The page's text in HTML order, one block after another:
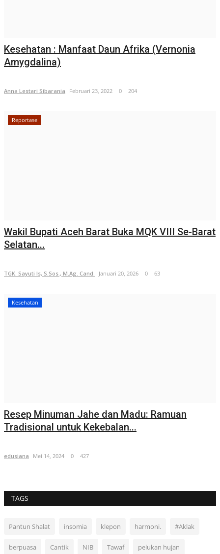
Kesehatan : Manfaat Daun Afrika (Vernonia
Amygdalina)
Anna Lestari Sibarania Februari 23, 2022 0 204
Reportase
Wakil Bupati Aceh Barat Buka MQK VIII Se-Barat
Selatan...
TGK. Sayuti Is, S.Sos., M.Ag. Cand. Januari 20, 2026 0 63
Kesehatan
Resep Minuman Jahe dan Madu: Ramuan
Tradisional untuk Kekebalan...
edusiana Mei 14, 2024 0 427
TAGS
Pantun Shalat insomia klepon harmoni. #Aklak
berpuasa Cantik NIB Tawaf pelukan hujan